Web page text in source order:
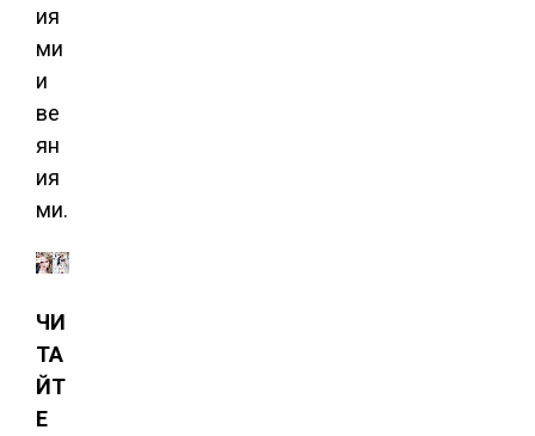
ия
ми
и
ве
ян
ия
ми.
ЧИ
ТА
ЙТ
Е